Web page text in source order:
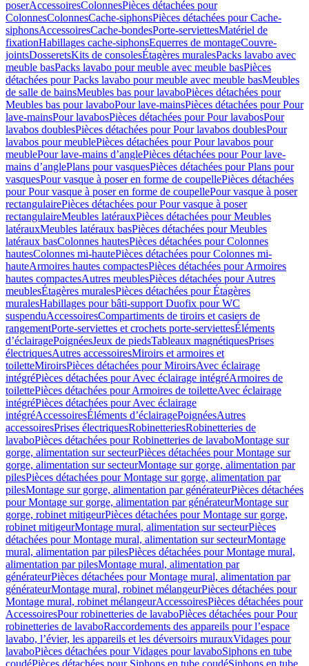
poserAccessoiresColonnesPièces détachées pour
ColonnesColonnesCache-siphonsPièces détachées pour Cache-
siphonsAccessoiresCache-bondesPorte-serviettesMatériel de
fixationHabillages cache-siphonsEquerres de montageCouvre-
jointsDosseretsKits de consolesÉtagères muralesPacks lavabo avec
meuble basPacks lavabo pour meuble avec meuble basPièces
détachées pour Packs lavabo pour meuble avec meuble basMeubles
de salle de bainsMeubles bas pour lavaboPièces détachées pour
Meubles bas pour lavaboPour lave-mainsPièces détachées pour Pour
lave-mainsPour lavabosPièces détachées pour Pour lavabosPour
lavabos doublesPièces détachées pour Pour lavabos doublesPour
lavabos pour meublePièces détachées pour Pour lavabos pour
meublePour lave-mains d’anglePièces détachées pour Pour lave-
mains d’anglePlans pour vasquesPièces détachées pour Plans pour
vasquesPour vasque à poser en forme de coupellePièces détachées
pour Pour vasque à poser en forme de coupellePour vasque à poser
rectangulairePièces détachées pour Pour vasque à poser
rectangulaireMeubles latérauxPièces détachées pour Meubles
latérauxMeubles latéraux basPièces détachées pour Meubles
latéraux basColonnes hautesPièces détachées pour Colonnes
hautesColonnes mi-hautePièces détachées pour Colonnes mi-
hauteArmoires hautes compactesPièces détachées pour Armoires
hautes compactesAutres meublesPièces détachées pour Autres
meublesÉtagères muralesPièces détachées pour Étagères
muralesHabillages pour bâti-support Duofix pour WC
suspenduAccessoiresCompartiments de tiroirs et casiers de
rangementPorte-serviettes et crochets porte-serviettesÉléments
d’éclairagePoignéesJeux de piedsTableaux magnétiquesPrises
électriquesAutres accessoiresMiroirs et armoires et
toiletteMiroirsPièces détachées pour MiroirsAvec éclairage
intégréPièces détachées pour Avec éclairage intégréArmoires de
toilettePièces détachées pour Armoires de toiletteAvec éclairage
intégréPièces détachées pour Avec éclairage
intégréAccessoiresÉléments d’éclairagePoignéesAutres
accessoiresPrises électriquesRobinetteriesRobinetteries de
lavaboPièces détachées pour Robinetteries de lavaboMontage sur
gorge, alimentation sur secteurPièces détachées pour Montage sur
gorge, alimentation sur secteurMontage sur gorge, alimentation par
pilesPièces détachées pour Montage sur gorge, alimentation par
pilesMontage sur gorge, alimentation par générateurPièces détachées
pour Montage sur gorge, alimentation par générateurMontage sur
gorge, robinet mitigeurPièces détachées pour Montage sur gorge,
robinet mitigeurMontage mural, alimentation sur secteurPièces
détachées pour Montage mural, alimentation sur secteurMontage
mural, alimentation par pilesPièces détachées pour Montage mural,
alimentation par pilesMontage mural, alimentation par
générateurPièces détachées pour Montage mural, alimentation par
générateurMontage mural, robinet mélangeurPièces détachées pour
Montage mural, robinet mélangeurAccessoiresPièces détachées pour
AccessoiresPour robinetteries de lavaboPièces détachées pour Pour
robinetteries de lavaboRaccordements des appareils pour l’espace
lavabo, l’évier, les appareils et les déversoirs murauxVidages pour
lavaboPièces détachées pour Vidages pour lavaboSiphons en tube
coudéPièces détachées pour Siphons en tube coudéSiphons en tube